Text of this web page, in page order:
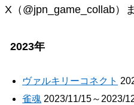
X（@jpn_game_collab）
2023年
ヴァルキリーコネクト
雀魂 2023/11/15～2023/